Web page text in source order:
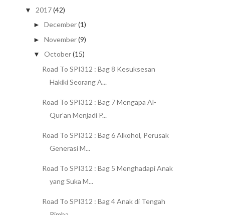
▼ 2017(42)
► December(1)
► November(9)
▼ October(15)
Road To SPI312 : Bag 8 Kesuksesan
Hakiki Seorang A...
Road To SPI312 : Bag 7 Mengapa Al-
Qur’an Menjadi P...
Road To SPI312 : Bag 6 Alkohol, Perusak
Generasi M...
Road To SPI312 : Bag 5 Menghadapi Anak
yang Suka M...
Road To SPI312 : Bag 4 Anak di Tengah